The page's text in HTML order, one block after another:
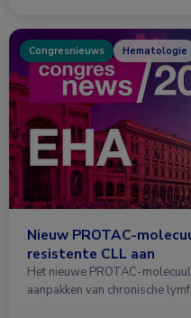
Congresnieuws Hematologie
Nieuw PROTAC-
resistente CLL aan
Het nieuwe PROTAC-
aanpakken van chronische